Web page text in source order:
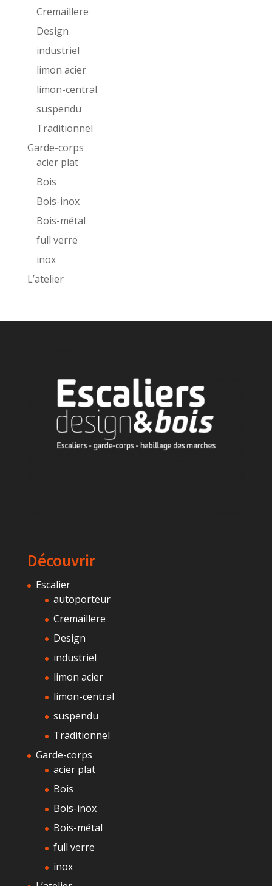
Cremaillere
Design
industriel
limon acier
limon-central
suspendu
Traditionnel
Garde-corps
acier plat
Bois
Bois-inox
Bois-métal
full verre
inox
L’atelier
Découvrir
Escalier
autoporteur
Cremaillere
Design
industriel
limon acier
limon-central
suspendu
Traditionnel
Garde-corps
acier plat
Bois
Bois-inox
Bois-métal
full verre
inox